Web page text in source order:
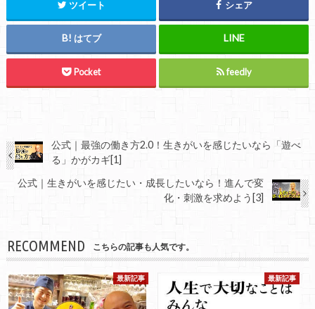
ツイート シェア
はてブ
Pocket feedly
公式｜最強の働き方2.0！生きがいを感じたいなら「遊べ
る」かがカギ[1]
公式｜生きがいを感じたい・成長したいなら！進んで変
化・刺激を求めよう[3]
RECOMMEND こちらの記事も人気です。
最新記事 最新記事